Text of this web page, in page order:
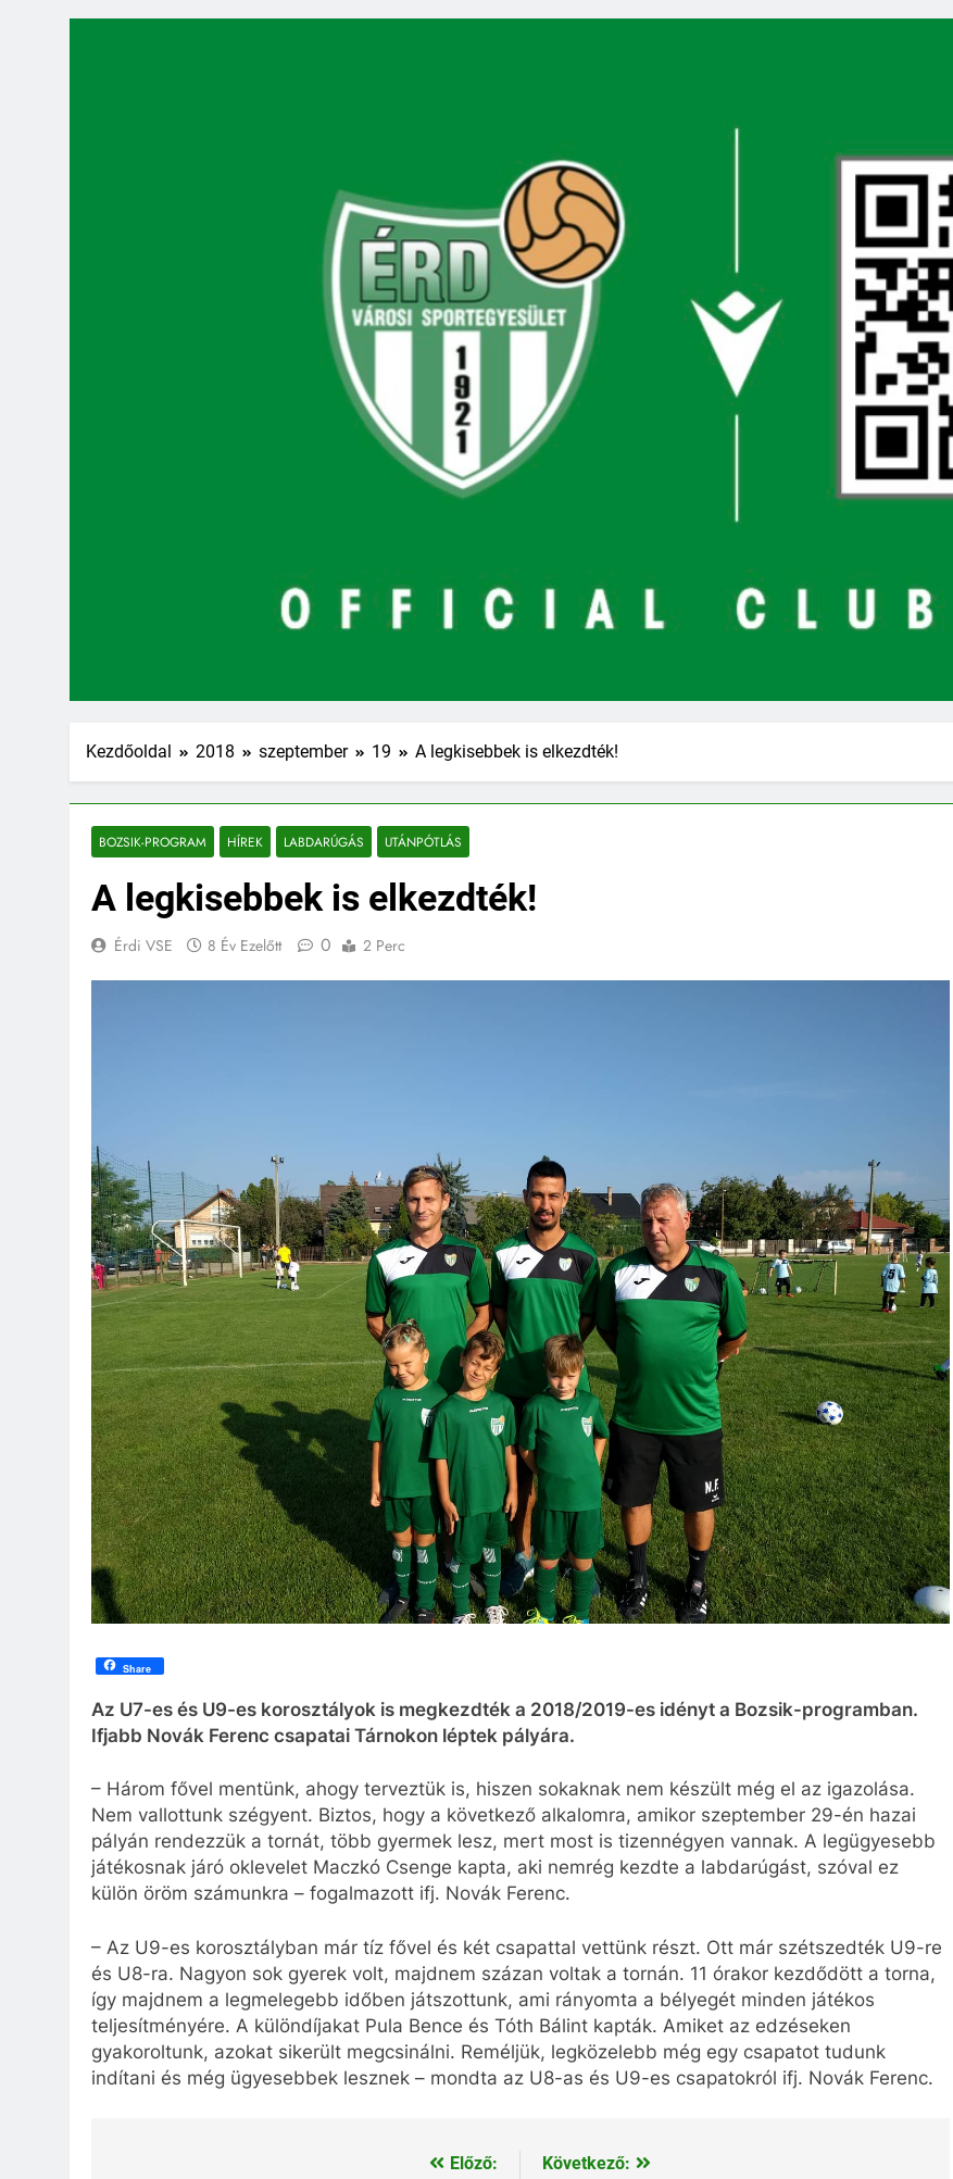
Kezdőoldal 2018 szeptember 19 A legkisebbek is elkezdték!
BOZSIK-PROGRAM HÍREK LABDARÚGÁS UTÁNPÓTLÁS
A legkisebbek is elkezdték!
Érdi VSE 8 Év Ezelőtt 0 2 Perc
Share
Az U7-es és U9-es korosztályok is megkezdték a 2018/2019-es idényt a Bozsik-programban.
Ifjabb Novák Ferenc csapatai Tárnokon léptek pályára.
– Három fővel mentünk, ahogy terveztük is, hiszen sokaknak nem készült még el az igazolása.
Nem vallottunk szégyent. Biztos, hogy a következő alkalomra, amikor szeptember 29-én hazai
pályán rendezzük a tornát, több gyermek lesz, mert most is tizennégyen vannak. A legügyesebb
játékosnak járó oklevelet Maczkó Csenge kapta, aki nemrég kezdte a labdarúgást, szóval ez
külön öröm számunkra – fogalmazott ifj. Novák Ferenc.
– Az U9-es korosztályban már tíz fővel és két csapattal vettünk részt. Ott már szétszedték U9-re
és U8-ra. Nagyon sok gyerek volt, majdnem százan voltak a tornán. 11 órakor kezdődött a torna,
így majdnem a legmelegebb időben játszottunk, ami rányomta a bélyegét minden játékos
teljesítményére. A különdíjakat Pula Bence és Tóth Bálint kapták. Amiket az edzéseken
gyakoroltunk, azokat sikerült megcsinálni. Reméljük, legközelebb még egy csapatot tudunk
indítani és még ügyesebbek lesznek – mondta az U8-as és U9-es csapatokról ifj. Novák Ferenc.
Előző:
Következő: